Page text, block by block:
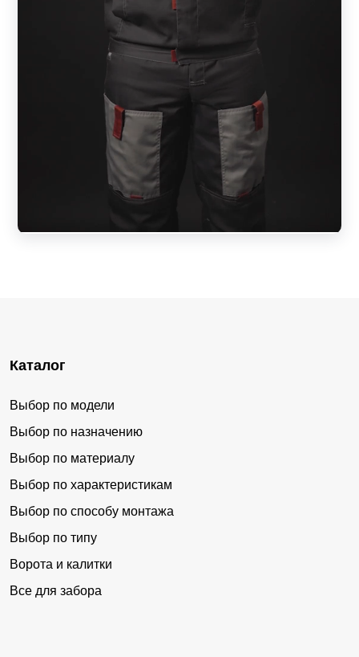
Каталог
Выбор по модели
Выбор по назначению
Выбор по материалу
Выбор по характеристикам
Выбор по способу монтажа
Выбор по типу
Ворота и калитки
Все для забора